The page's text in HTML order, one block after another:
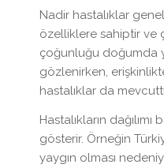
Nadir hastalıklar
özelliklere sahiptir ve
çoğunluğu doğumda
gözlenirken,
hastalıklar da
Hastalıkların
gösterir. Örneğin
yaygın olması